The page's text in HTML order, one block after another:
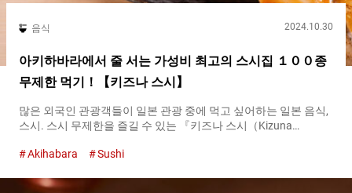
음식 2024.10.30
아키하바라에서 줄 서는 가성비 최고의 스시집 １００종
무제한 먹기！【키즈나 스시】
많은 외국인 관광객들이 일본 관광 중에 먹고 싶어하는 일본 음식,
스시. 스시 무제한을 즐길 수 있는 『키즈나 스시（Kizuna
안성맞춤입니다. 참치와 성게, 고급 토핑도 무제한！ 도쿄의 아키
해산물 덮밥 등의 단품 메뉴 외에, 남성은 ４,８１８엔（세금 포
Akihabara Sushi